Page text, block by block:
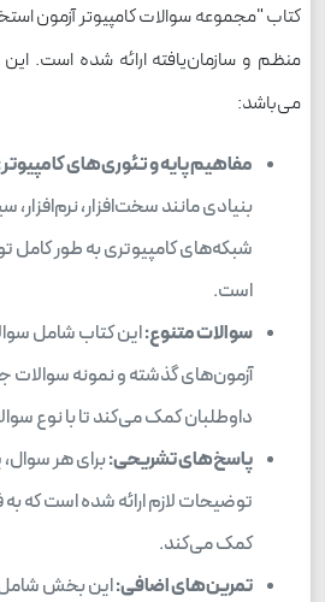
کتاب "مجموعه سوالات کامپیوتر آزمون
منظم و سازمان‌یافته ارائه شده است.
می‌باشد:
مفاهیم پایه و تئوری‌های
بنیادی مانند سخت‌افزار،
شبکه‌های کامپیوتری به طور کامل
است.
سوالات متنوع:این کتاب شامل
آزمون‌های گذشته و نمونه سوالات
داوطلبان کمک می‌کند تا با نوع
پاسخ‌های تشریحی:برای هر
توضیحات لازم ارائه شده است که
کمک می‌کند.
تمرین‌های اضافی:این بخش